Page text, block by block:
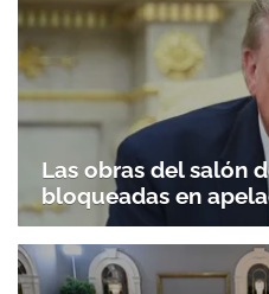
Las obras del salón
bloqueadas en